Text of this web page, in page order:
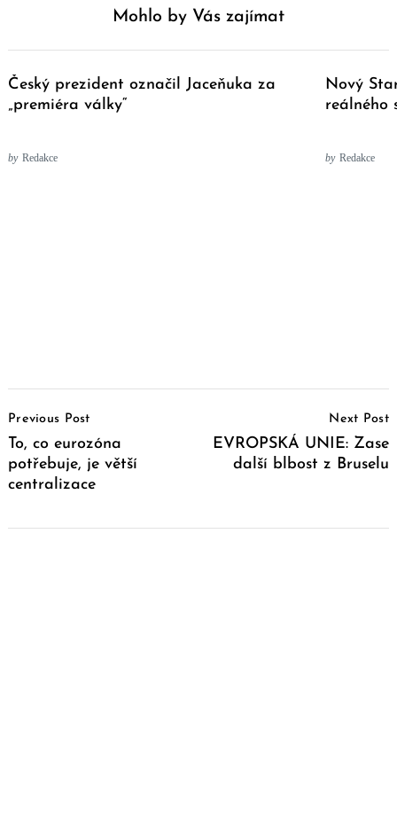
Mohlo by Vás zajímat
Český prezident označil Jaceňuka za
„premiéra války“
by Redakce
Nový
reálného
by Redakce
Navigation
Previous Post
To, co eurozóna
potřebuje, je větší
centralizace
Next Post
EVROPSKÁ UNIE: Zase
další blbost z Bruselu